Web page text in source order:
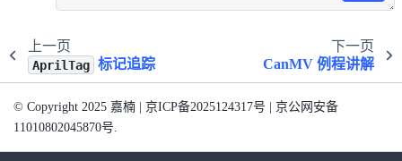
上一页
AprilTag 标记追踪
下一页
CanMV 例程讲解
© Copyright 2025 嘉楠 | 京ICP备2025124317号 | 京公网安备
11010802045870号.